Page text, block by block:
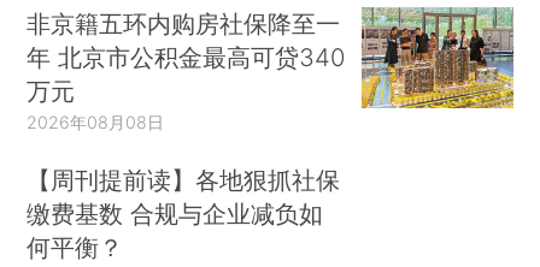
非京籍五环内购房社保降至一
年 北京市公积金最高可贷340
万元
2026年08月08日
【周刊提前读】各地狠抓社保
缴费基数 合规与企业减负如
何平衡？